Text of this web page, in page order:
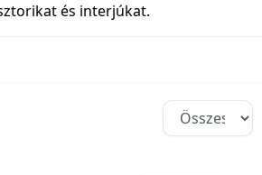
és interjúkat.